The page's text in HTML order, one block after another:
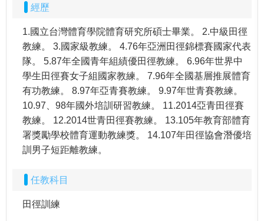
經歷
1.國立台灣體育學院體育研究所碩士畢業。 2.中級田徑
教練。 3.國家級教練。 4.76年亞洲田徑錦標賽國家代表
隊。 5.87年全國青年組績優田徑教練。 6.96年世界中
學生田徑賽女子組國家教練。 7.96年全國基層推展體育
有功教練。 8.97年亞青賽教練。 9.97年世青賽教練。
10.97、98年國外培訓研習教練。 11.2014亞青田徑賽
教練。 12.2014世青田徑賽教練。 13.105年教育部體育
署獎勵學校體育運動教練獎。 14.107年田徑協會潛優培
訓男子短距離教練。
任教科目
田徑訓練